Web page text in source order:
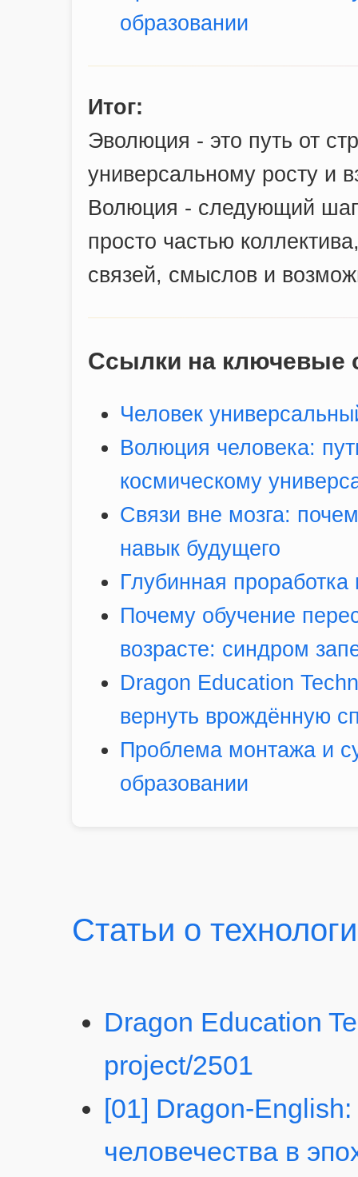
образовании
Итог:
Эволюция - это путь от
универсальному росту и
Волюция - следующий
просто частью
связей, смыслов и
Ссылки на ключевые
Человек
Волюция человека:
космическому
Связи вне мозга:
навык будущего
Глубинная
Почему обучение
возрасте: синдром
Dragon Education
вернуть врождённую
Проблема монтажа и
образовании
Статьи о
Dragon Education
project/2501
[01] Dragon-English:
человечества в